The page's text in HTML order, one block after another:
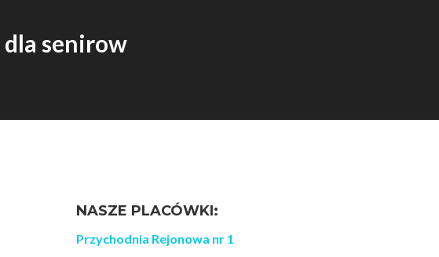
senirow
NASZE PLACÓWKI:
Przychodnia Rejonowa nr 1